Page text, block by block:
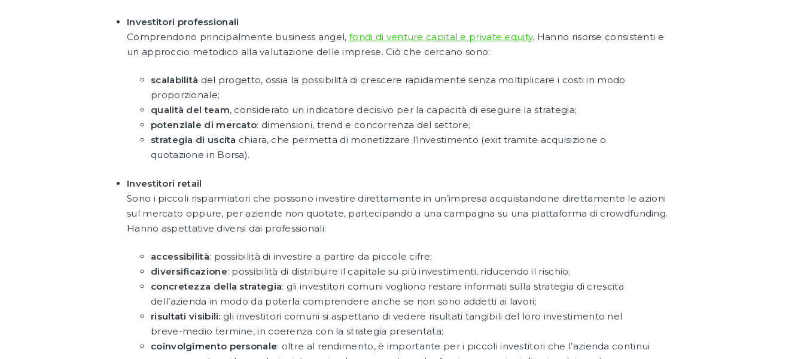
Investitori professionali
Comprendono principalmente business angel, fondi di venture capital e private equity. Hanno risorse consistenti e
un approccio metodico alla valutazione delle imprese. Ciò che cercano sono:
scalabilità del progetto, ossia la possibilità di crescere rapidamente senza moltiplicare i costi in modo
proporzionale;
qualità del team, considerato un indicatore decisivo per la capacità di eseguire la strategia;
potenziale di mercato: dimensioni, trend e concorrenza del settore;
strategia di uscita chiara, che permetta di monetizzare l’investimento (exit tramite acquisizione o
quotazione in Borsa).
Investitori retail
Sono i piccoli risparmiatori che possono investire direttamente in un’impresa acquistandone direttamente le azioni
sul mercato oppure, per aziende non quotate, partecipando a una campagna su una piattaforma di crowdfunding.
Hanno aspettative diversi dai professionali:
accessibilità: possibilità di investire a partire da piccole cifre;
diversificazione: possibilità di distribuire il capitale su più investimenti, riducendo il rischio;
concretezza della strategia: gli investitori comuni vogliono restare informati sulla strategia di crescita
dell’azienda in modo da poterla comprendere anche se non sono addetti ai lavori;
risultati visibili: gli investitori comuni si aspettano di vedere risultati tangibili del loro investimento nel
breve-medio termine, in coerenza con la strategia presentata;
coinvolgimento personale: oltre al rendimento, è importante per i piccoli investitori che l’azienda continui